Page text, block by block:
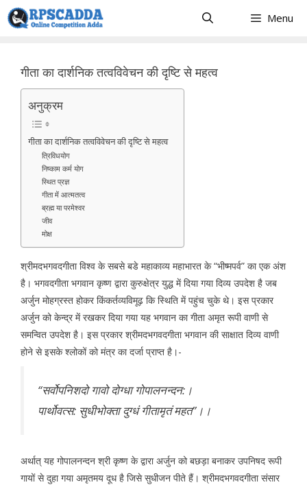
Skip
to
Menu
गीता का दार्शनिक तत्वविवेचन की दृष्टि से महत्व
अनुक्रम
गीता का दार्शनिक तत्वविवेचन की दृष्टि से महत्व
त्रिविधयोग
निष्काम कर्म योग
स्थित प्रज्ञ
गीता में आत्मतत्व
ब्रह्म या परमेश्वर
जीव
मोक्ष
श्रीमदभगवदगीता विश्व के सबसे बडे महाकाव्य महाभारत के “भीष्मपर्व” का एक अंश
है। भगवदगीता भगवान कृष्ण द्वारा कुरुक्षेत्र युद्ध में दिया गया दिव्य उपदेश है जब
अर्जुन मोहग्रस्त होकर किंकर्तव्यविमूढ़ कि स्थिति में पहुंच चुके थे। इस प्रकार
अर्जुन को केन्द्र में रखकर दिया गया यह भगवान का गीता अमृत रूपी वाणी से
समन्वित उपदेश है। इस प्रकार श्रीमदभगवदगीता भगवान की साक्षात दिव्य वाणी
होने से इसके श्लोकों को मंत्र का दर्जा प्राप्त है।-
“सर्वोपनिशदो गावो दोग्धा गोपालनन्दन:।
पार्थोवत्स: सुधीभोक्ता दुग्धं गीतामृतं महत”।।
अर्थात् यह गोपालनन्दन श्री कृष्ण के द्वारा अर्जुन को बछड़ा बनाकर उपनिषद रूपी
गायों से दुहा गया अमृतमय दूध है जिसे सुधीजन पीते हैं। श्रीमदभगवदगीता संसार